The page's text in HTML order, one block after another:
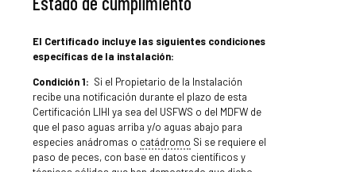
El Certificado incluye las siguientes condiciones
específicas de la instalación:
Condición 1: Si el Propietario de la Instalación
recibe una notificación durante el plazo de esta
Certificación LIHI ya sea del USFWS o del MDFW de
que el paso aguas arriba y/o aguas abajo para
especies anádromas o catádromo Si se requiere el
paso de peces, con base en datos científicos y